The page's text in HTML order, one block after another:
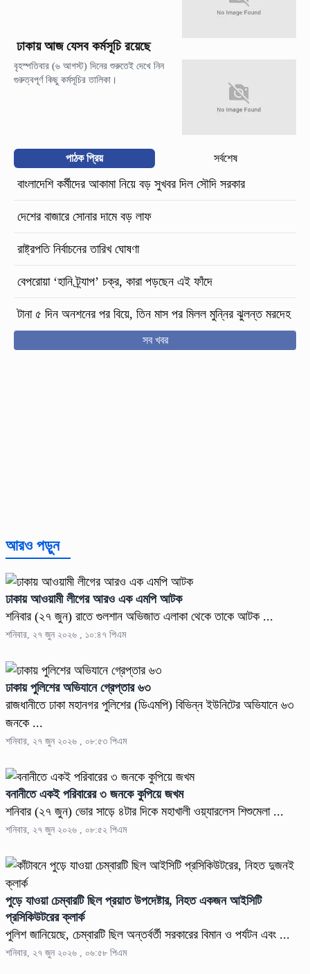
ঢাকায় আজ যেসব কর্মসূচি রয়েছে
বৃহস্পতিবার (৬ আগস্ট) দিনের শুরুতেই দেখে নিন
গুরুত্বপূর্ণ কিছু কর্মসূচির তালিকা।
পাঠক প্রিয় সর্বশেষ
বাংলাদেশি কর্মীদের আকামা নিয়ে বড় সুখবর দিল সৌদি সরকার
দেশের বাজারে সোনার দামে বড় লাফ
রাষ্ট্রপতি নির্বাচনের তারিখ ঘোষণা
বেপরোয়া ‘হানি ট্র্যাপ’ চক্র, কারা পড়ছেন এই ফাঁদে
টানা ৫ দিন অনশনের পর বিয়ে, তিন মাস পর মিলল মুন্নির ঝুলন্ত মরদেহ
সব খবর
আরও পড়ুন
ঢাকায় আওয়ামী লীগের আরও এক এমপি আটক
শনিবার (২৭ জুন) রাতে গুলশান অভিজাত এলাকা থেকে তাকে আটক ...
শনিবার, ২৭ জুন ২০২৬ , ১০:৪৭ পিএম
ঢাকায় পুলিশের অভিযানে গ্রেপ্তার ৬৩
রাজধানীতে ঢাকা মহানগর পুলিশের (ডিএমপি) বিভিন্ন ইউনিটের অভিযানে ৬৩
জনকে ...
শনিবার, ২৭ জুন ২০২৬ , ০৮:৫৩ পিএম
বনানীতে একই পরিবারের ৩ জনকে কুপিয়ে জখম
শনিবার (২৭ জুন) ভোর সাড়ে ৪টার দিকে মহাখালী ওয়্যারলেস শিশুমেলা ...
শনিবার, ২৭ জুন ২০২৬ , ০৮:৫২ পিএম
পুড়ে যাওয়া চেম্বারটি ছিল প্রয়াত উপদেষ্টার, নিহত একজন আইসিটি
প্রসিকিউটরের ক্লার্ক
পুলিশ জানিয়েছে, চেম্বারটি ছিল অন্তর্বর্তী সরকারের বিমান ও পর্যটন এবং ...
শনিবার, ২৭ জুন ২০২৬ , ০৬:৫৮ পিএম